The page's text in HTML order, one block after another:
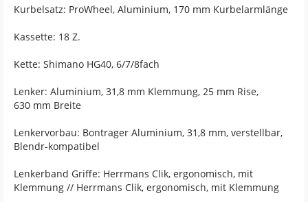
Kurbelsatz: ProWheel, Aluminium, 170 mm Kurbelarmlänge
Kassette: 18 Z.
Kette: Shimano HG40, 6/7/8fach
Lenker: Aluminium, 31,8 mm Klemmung, 25 mm Rise,
630 mm Breite
Lenkervorbau: Bontrager Aluminium, 31,8 mm, verstellbar,
Blendr-kompatibel
Lenkerband Griffe: Herrmans Clik, ergonomisch, mit
Klemmung // Herrmans Clik, ergonomisch, mit Klemmung